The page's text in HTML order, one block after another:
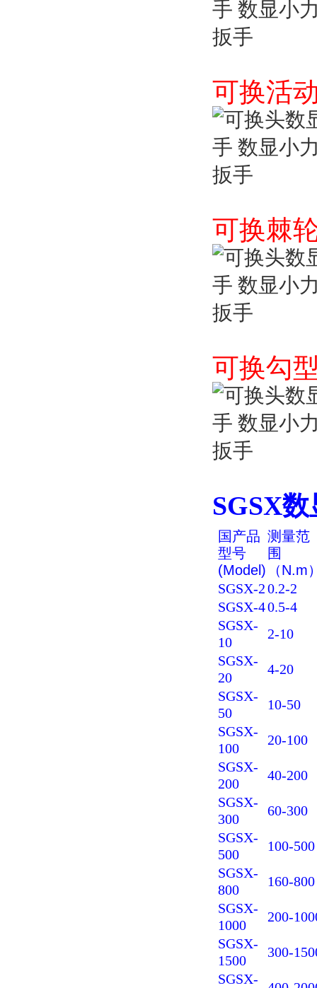
可换活
可换棘
可换勾
SGSX数
国产品
型号
(Model)
测量范
围
（N.m
SGSX-20.2-2
SGSX-40.5-4
SGSX-
10
2-10
SGSX-
20
4-20
SGSX-
50
10-50
SGSX-
100
20-100
SGSX-
200
40-200
SGSX-
300
60-300
SGSX-
500
100-500
SGSX-
800
160-800
SGSX-
1000
200-
SGSX-
1500
300-
SGSX-